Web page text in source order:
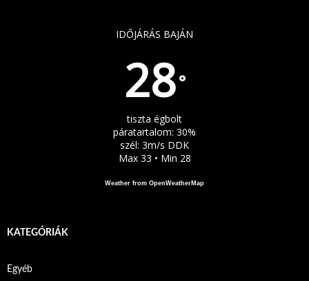
IDŐJÁRÁS BAJÁN
28°
tiszta égbolt
páratartalom: 30%
szél: 3m/s DDK
Max 33 • Min 28
Weather from OpenWeatherMap
KATEGÓRIÁK
Egyéb